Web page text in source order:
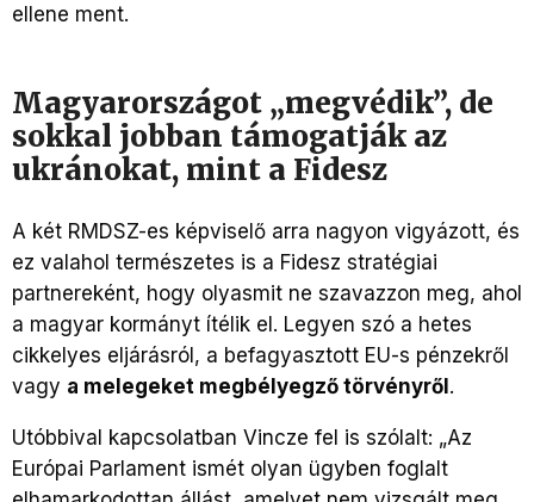
ellene ment.
Magyarországot „megvédik”, de
sokkal jobban támogatják az
ukránokat, mint a Fidesz
A két RMDSZ-es képviselő arra nagyon vigyázott, és
ez valahol természetes is a Fidesz stratégiai
partnereként, hogy olyasmit ne szavazzon meg, ahol
a magyar kormányt ítélik el. Legyen szó a hetes
cikkelyes eljárásról, a befagyasztott EU-s pénzekről
vagy a melegeket megbélyegző törvényről.
Utóbbival kapcsolatban Vincze fel is szólalt: „Az
Európai Parlament ismét olyan ügyben foglalt